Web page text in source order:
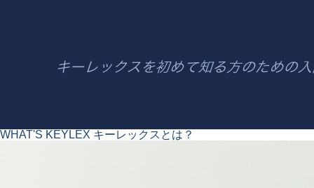
WHAT'S KEYLEX キーレックスとは？